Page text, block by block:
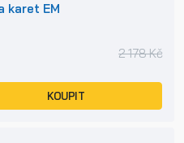
karet EM
2 178 Kč
KOUPIT